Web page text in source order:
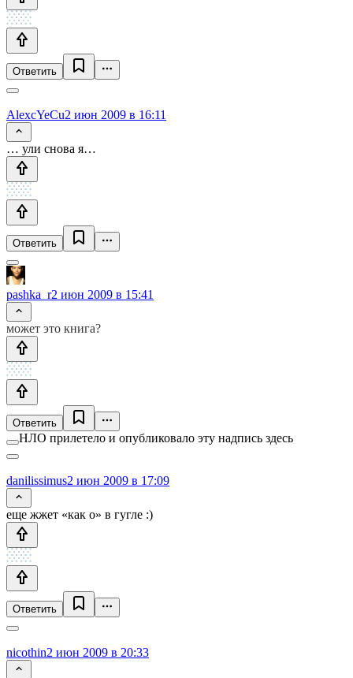
Ответить
AlexcYeCu2 июн 2009 в 16:11
… ули снова я…
Ответить
pashka_r2 июн 2009 в 15:41
может это книга?
Ответить
НЛО прилетело и опубликовало эту надпись здесь
danilissimus2 июн 2009 в 17:09
еще жжет «как о» в гугле :)
Ответить
nicothin2 июн 2009 в 20:33